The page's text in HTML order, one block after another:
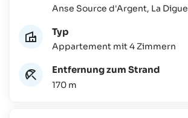
Anse Source d'Argent, La Digue
Typ
Appartement mit 4 Zimmern
Entfernung zum Strand
170 m